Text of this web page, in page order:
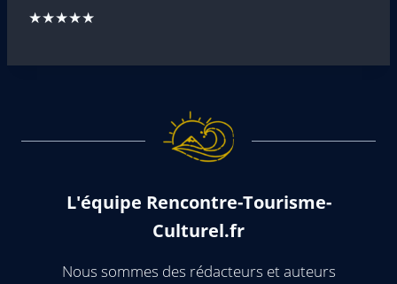
★★★★★
L'équipe Rencontre-Tourisme-
Culturel.fr
Nous sommes des rédacteurs et auteurs